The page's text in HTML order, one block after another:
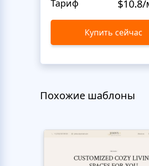
Тариф
Купить сейчас
Похожие шаблоны